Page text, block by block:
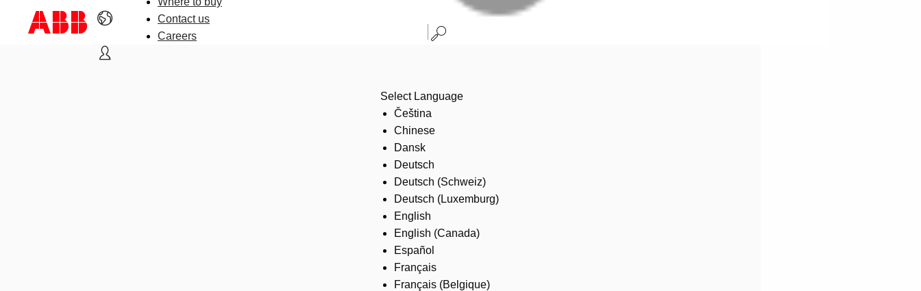
Contact us
Careers
Select Language
Čeština
Chinese
Dansk
Deutsch
Deutsch (Schweiz)
Deutsch (Luxemburg)
English
English (Canada)
Español
Français
Français (Belgique)